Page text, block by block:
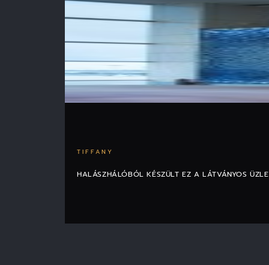
TIFFANY
HALÁSZHÁLÓBÓL KÉSZÜLT EZ A LÁTVÁNYOS